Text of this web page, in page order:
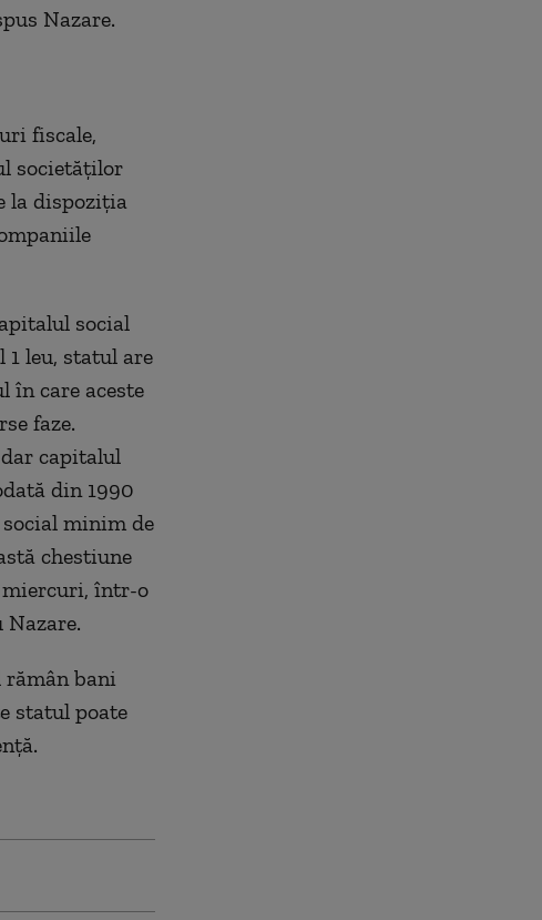
Nazare.
fiscale,
societăţilor
la dispoziţia
social
1 leu, statul are
în care aceste
faze.
capitalul
din 1990
minim de
chestiune
într-o
rămân bani
statul poate